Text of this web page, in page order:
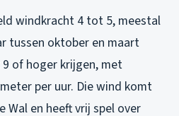
windkracht 4 tot 5, meestal
tussen oktober en maart
of hoger krijgen, met
per uur. Die wind komt
Wal en heeft vrij spel over